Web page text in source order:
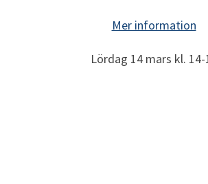
Mer information
Lördag 14 mars kl. 14-